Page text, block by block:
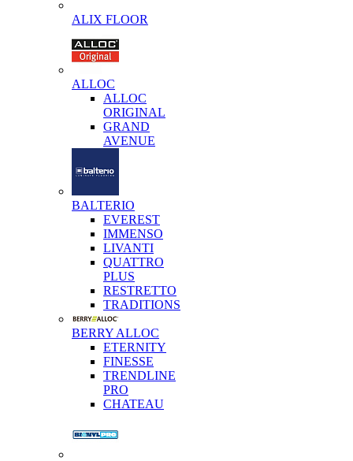
ALIX FLOOR
ALLOC
ALLOC
ORIGINAL
GRAND
AVENUE
BALTERIO
EVEREST
IMMENSO
LIVANTI
QUATTRO
PLUS
RESTRETTO
TRADITIONS
BERRY ALLOC
ETERNITY
FINESSE
TRENDLINE
PRO
CHATEAU